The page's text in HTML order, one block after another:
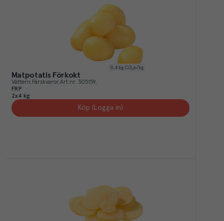
0.4 kg CO₂e/kg
Matpotatis Förkokt
Vättern Färskvaror Art.nr. 305159
FRP
2x4 kg
Köp (Logga in)